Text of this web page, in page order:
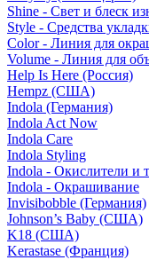
Shine - Свет и блеск
Style - Средства
Color - Линия для
Volume - Линия для
Help Is Here (Россия)
Hempz (США)
Indola (Германия)
Indola Act Now
Indola Care
Indola Styling
Indola - Окислители и
Indola - Окрашивание
Invisibobble (Германия)
Johnson’s Baby (США)
K18 (США)
Kerastase (Франция)